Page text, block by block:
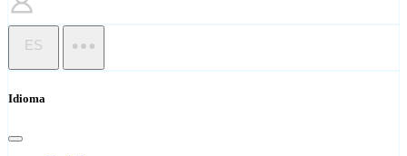
ES
Idioma